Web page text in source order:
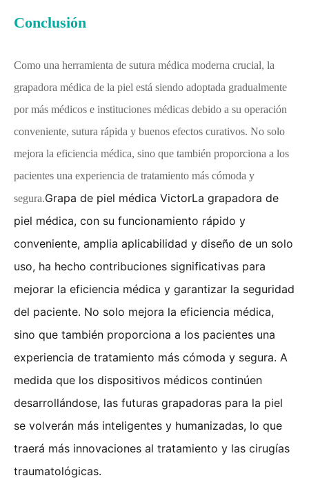
Conclusión
Como una herramienta de sutura médica moderna crucial, la
grapadora médica de la piel está siendo adoptada gradualmente
por más médicos e instituciones médicas debido a su operación
conveniente, sutura rápida y buenos efectos curativos. No solo
mejora la eficiencia médica, sino que también proporciona a los
pacientes una experiencia de tratamiento más cómoda y
segura.Grapa de piel médica VictorLa grapadora de
piel médica, con su funcionamiento rápido y
conveniente, amplia aplicabilidad y diseño de un solo
uso, ha hecho contribuciones significativas para
mejorar la eficiencia médica y garantizar la seguridad
del paciente. No solo mejora la eficiencia médica,
sino que también proporciona a los pacientes una
experiencia de tratamiento más cómoda y segura. A
medida que los dispositivos médicos continúen
desarrollándose, las futuras grapadoras para la piel
se volverán más inteligentes y humanizadas, lo que
traerá más innovaciones al tratamiento y las cirugías
traumatológicas.